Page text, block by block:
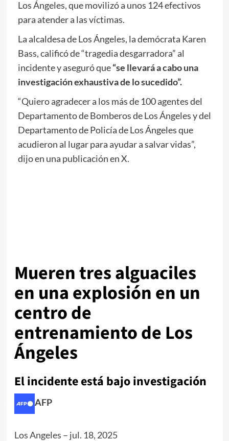
Los Ángeles, que movilizó a unos 124 efectivos
para atender a las víctimas.
La alcaldesa de Los Ángeles, la demócrata Karen
Bass, calificó de “tragedia desgarradora” al
incidente y aseguró que“se llevará a cabo una
investigación exhaustiva de lo sucedido”.
“Quiero agradecer a los más de 100 agentes del
Departamento de Bomberos de Los Ángeles y del
Departamento de Policía de Los Ángeles que
acudieron al lugar para ayudar a salvar vidas”,
dijo en una publicación en X.
Mueren tres alguaciles
en una explosión en un
centro de
entrenamiento de Los
Ángeles
El incidente está bajo investigación
AFP
Los Angeles – jul. 18, 2025